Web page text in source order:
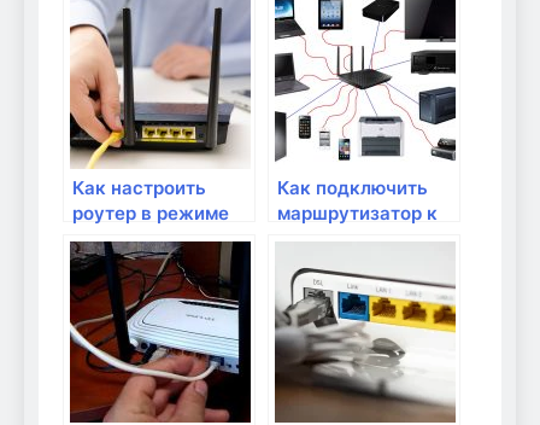
Как настроить
роутер в режиме
моста для
подключения
кабельного
интернета?
Как подключить
маршрутизатор к
домашнему
интернету
провайдера?